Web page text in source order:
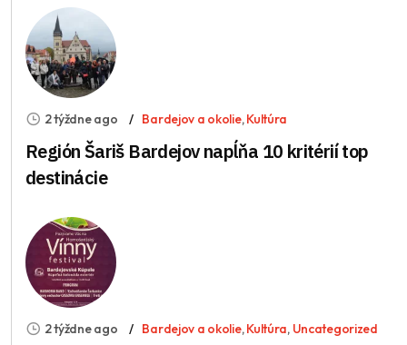
2 týždne ago Bardejov a okolie,Kultúra
Región Šariš Bardejov napĺňa 10 kritérií top
destinácie
2 týždne ago Bardejov a okolie,Kultúra, Uncategorized